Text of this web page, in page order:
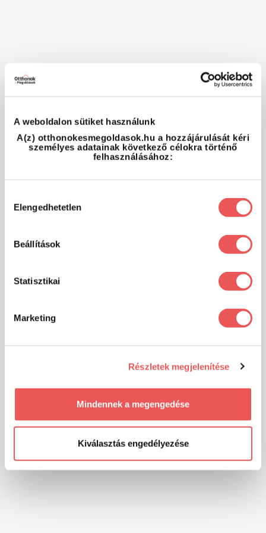
A weboldalon sütiket használunk
A(z) otthonokesmegoldasok.hu a hozzájárulását kéri
személyes adatainak következő célokra történő
felhasználásához:
kiválasztása
Elengedhetetlen
Beállítások
Statisztikai
Marketing
Részletek megjelenítése
Mindennek a megengedése
Kiválasztás engedélyezése